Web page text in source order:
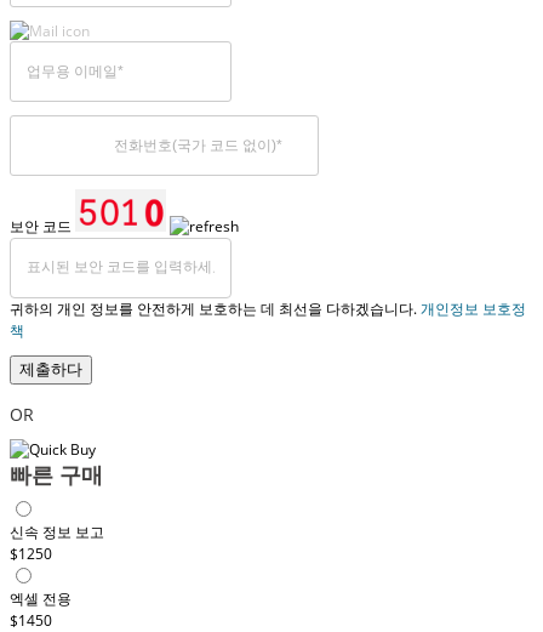
보안 코드
귀하의 개인 정보를 안전하게 보호하는 데 최선을 다하겠습니다.개인정보 보호정
책
제출하다
OR
빠른 구매
신속 정보 보고
$1250
엑셀 전용
$1450